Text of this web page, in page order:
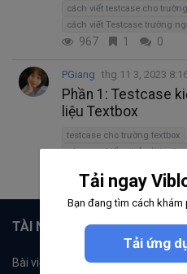
967 1 0
PGiang thg 11 3, 2023
Phần 1: Testcase
liệu Textbox
testcase cho trường textbox
các case kiểm thử với
TÀI NGUYÊN
Bài viết
Tải ngay
Bạn đang tìm cách
Tải ứng